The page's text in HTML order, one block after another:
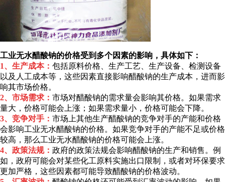
工业无水醋酸钠的价格受到多个因素的影响，具体如下：
1、生产成本： 包括原料价格、生产工艺、生产设备、检测设备
以及人工成本等，这些因素直接影响醋酸钠的生产成本，进而影
响其市场价格。
2、市场需求： 市场对醋酸钠的需求量会影响其价格。如果需求
量大，价格可能会上涨；如果需求量小，价格可能会下降。
3、竞争对手： 市场上其他生产醋酸钠的竞争对手的产能和价格
会影响工业无水醋酸钠的价格。如果竞争对手的产能不足或价格
较高，那么工业无水醋酸钠的价格可能会上涨。
4、政策法规： 政府的政策法规会影响醋酸钠的生产和销售。例
如，政府可能会对某些化工原料实施出口限制，或者对环保要求
更加严格，这些因素都可能导致醋酸钠的价格波动。